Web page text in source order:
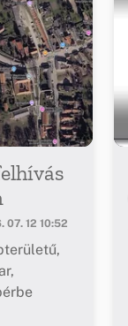
07. 12 10:52